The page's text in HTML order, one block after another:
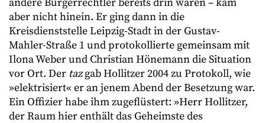
aber nicht hinein. Er ging dann in die
Kreisdienststelle Leipzig-Stadt in der Gustav-
Mahler-Straße 1 und protokollierte gemeinsam mit
Ilona Weber und Christian Hönemann die Situation
vor Ort. Der tazgab Hollitzer 2004 zu Protokoll, wie
»elektrisiert« er an jenem Abend der Besetzung war.
Ein Offizier habe ihm zugeflüstert: »Herr Hollitzer,
der Raum hier enthält das Geheimste des